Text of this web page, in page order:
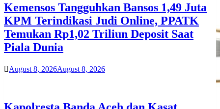
Kemensos Tangguhkan Bansos 1,49 Juta
KPM Terindikasi Judi Online, PPATK
Temukan Rp1,02 Triliun Deposit Saat
Piala Dunia
August 8, 2026August 8, 2026